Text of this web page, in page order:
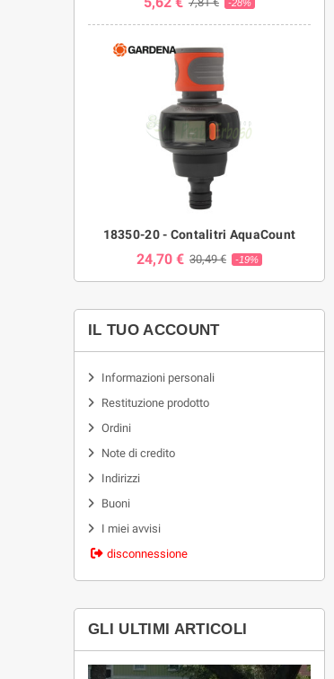
-28%
18350-20 - Contalitri AquaCount
24,70 € 30,49 € -19%
IL TUO ACCOUNT
Informazioni personali
Restituzione prodotto
Ordini
Note di credito
Indirizzi
Buoni
I miei avvisi
disconnessione
GLI ULTIMI ARTICOLI